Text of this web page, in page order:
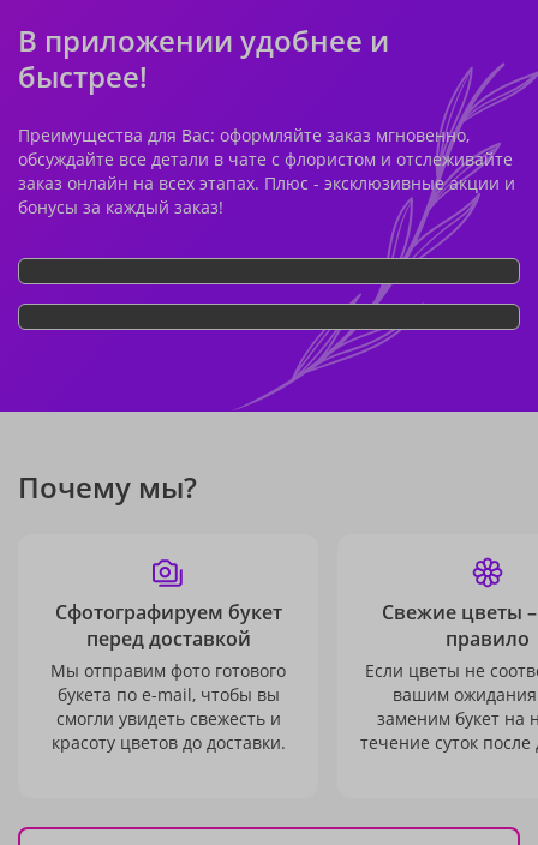
В приложении удобнее и
быстрее!
Преимущества для Вас: оформляйте заказ мгновенно,
обсуждайте все детали в чате с флористом и отслеживайте
заказ онлайн на всех этапах. Плюс - эксклюзивные акции и
бонусы за каждый заказ!
Почему мы?
Сфотографируем букет
перед доставкой
Мы отправим фото готового
букета по e-mail, чтобы вы
смогли увидеть свежесть и
красоту цветов до доставки.
Свежие цветы
правило
Если цветы не
вашим
заменим букет на
течение суток после